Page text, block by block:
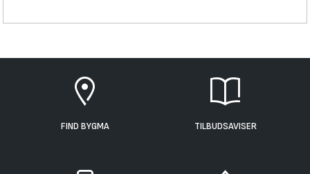
FIND BYGMA TILBUDSAVISER